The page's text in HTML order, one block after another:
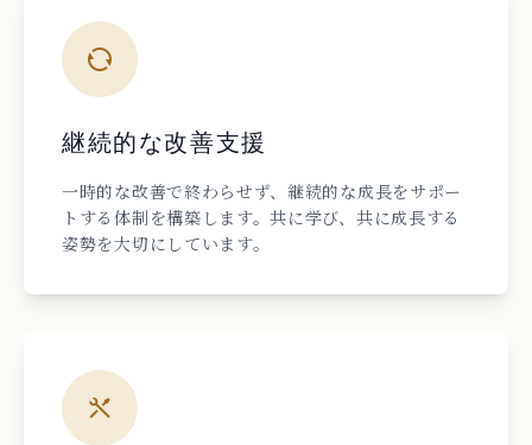
継続的な改善支援
一時的な改善で終わらせず、継続的な成長をサポー
トする体制を構築します。共に学び、共に成長する
姿勢を大切にしています。